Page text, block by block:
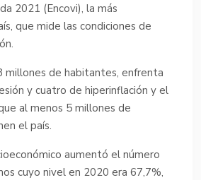
2021 (Encovi), la más
que mide las condiciones de
millones de habitantes, enfrenta
y cuatro de hiperinflación y el
al menos 5 millones de
el país.
aumentó el número
cuyo nivel en 2020 era 67,7%,